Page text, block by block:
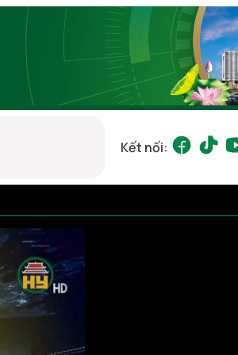
Kết nối: